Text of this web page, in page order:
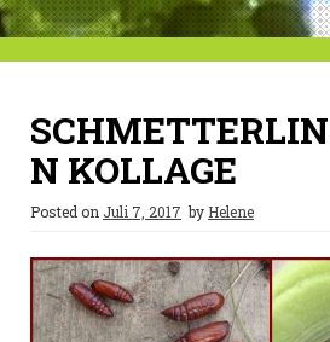
N KOLLAGE
Posted on Juli 7, 2017 by Helene